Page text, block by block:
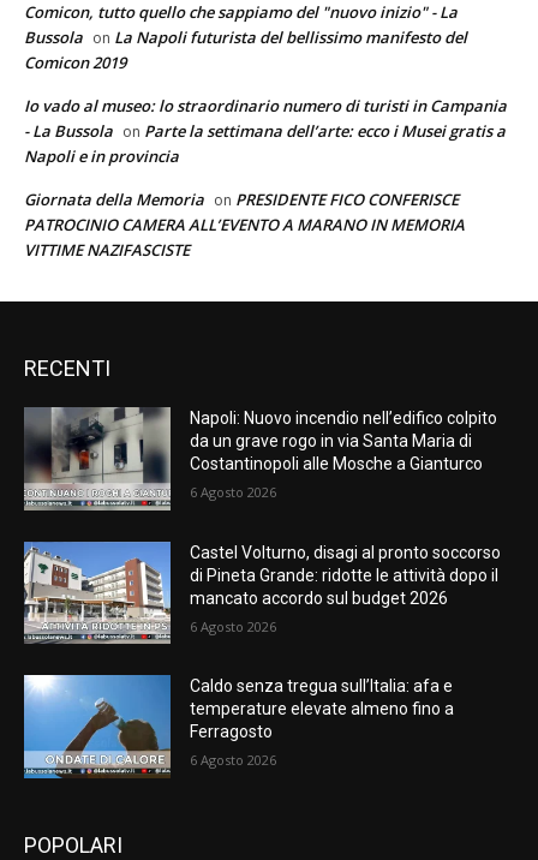
Comicon, tutto quello che sappiamo del "nuovo inizio" - La
Bussola on La Napoli futurista del bellissimo manifesto del
Comicon 2019
Io vado al museo: lo straordinario numero di turisti in Campania
- La Bussola on Parte la settimana dell’arte: ecco i Musei gratis a
Napoli e in provincia
Giornata della Memoria on PRESIDENTE FICO CONFERISCE
PATROCINIO CAMERA ALL’EVENTO A MARANO IN MEMORIA
VITTIME NAZIFASCISTE
RECENTI
Napoli: Nuovo incendio nell’edifico colpito
da un grave rogo in via Santa Maria di
Costantinopoli alle Mosche a Gianturco
6 Agosto 2026
Castel Volturno, disagi al pronto soccorso
di Pineta Grande: ridotte le attività dopo il
mancato accordo sul budget 2026
6 Agosto 2026
Caldo senza tregua sull’Italia: afa e
temperature elevate almeno fino a
Ferragosto
6 Agosto 2026
POPOLARI